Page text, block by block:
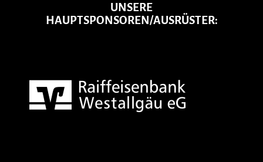
UNSERE
HAUPTSPONSOREN/AUSRÜSTER: